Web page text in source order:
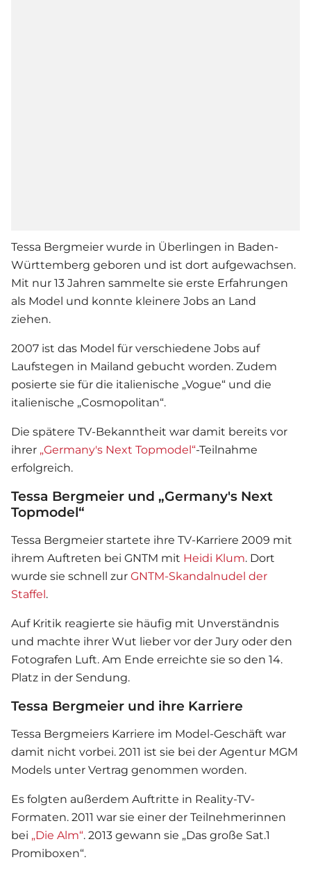
Tessa Bergmeier wurde in Überlingen in Baden-
Württemberg geboren und ist dort aufgewachsen.
Mit nur 13 Jahren sammelte sie erste Erfahrungen
als Model und konnte kleinere Jobs an Land
ziehen.
2007 ist das Model für verschiedene Jobs auf
Laufstegen in Mailand gebucht worden. Zudem
posierte sie für die italienische „Vogue“ und die
italienische „Cosmopolitan“.
Die spätere TV-Bekanntheit war damit bereits vor
ihrer „Germany's Next Topmodel“-Teilnahme
erfolgreich.
Tessa Bergmeier und „Germany's Next
Topmodel“
Tessa Bergmeier startete ihre TV-Karriere 2009 mit
ihrem Auftreten bei GNTM mit Heidi Klum. Dort
wurde sie schnell zur GNTM-Skandalnudel der
Staffel.
Auf Kritik reagierte sie häufig mit Unverständnis
und machte ihrer Wut lieber vor der Jury oder den
Fotografen Luft. Am Ende erreichte sie so den 14.
Platz in der Sendung.
Tessa Bergmeier und ihre Karriere
Tessa Bergmeiers Karriere im Model-Geschäft war
damit nicht vorbei. 2011 ist sie bei der Agentur MGM
Models unter Vertrag genommen worden.
Es folgten außerdem Auftritte in Reality-TV-
Formaten. 2011 war sie einer der Teilnehmerinnen
bei „Die Alm“. 2013 gewann sie „Das große Sat.1
Promiboxen“.